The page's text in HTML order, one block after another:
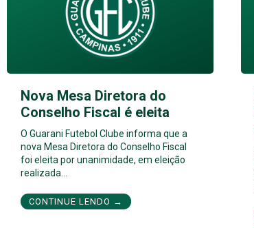
Nova Mesa Diretora do
Conselho Fiscal é eleita
O Guarani Futebol Clube informa que a
nova Mesa Diretora do Conselho Fiscal
foi eleita por unanimidade, em eleição
realizada…
CONTINUE LENDO →